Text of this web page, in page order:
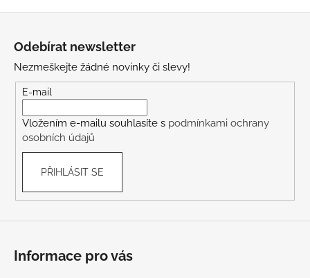
u
Odebírat newsletter
Nezmeškejte žádné novinky či slevy!
E-mail
Vložením e-mailu souhlasíte s podmínkami ochrany
osobních údajů
PŘIHLÁSIT SE
Informace pro vás